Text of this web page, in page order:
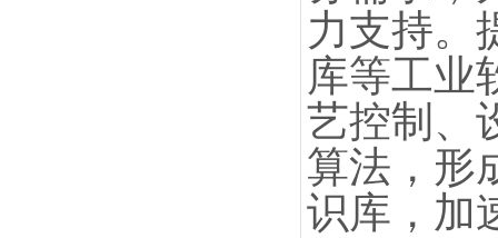
力支持。
库等工业
艺控制、
算法，形
识库，加